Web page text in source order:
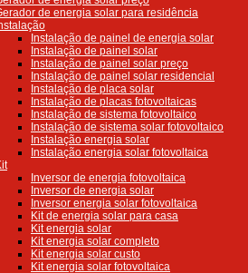
de energia solar para residência
Instalação de painel de energia solar
Instalação de painel solar
Instalação de painel solar preço
Instalação de painel solar residencial
Instalação de placa solar
Instalação de placas fotovoltaicas
Instalação de sistema fotovoltaico
Instalação de sistema solar fotovoltaico
Instalação energia solar
Instalação energia solar fotovoltaica
Inversor de energia fotovoltaica
Inversor de energia solar
Inversor energia solar fotovoltaica
Kit de energia solar para casa
Kit energia solar
Kit energia solar completo
Kit energia solar custo
Kit energia solar fotovoltaica